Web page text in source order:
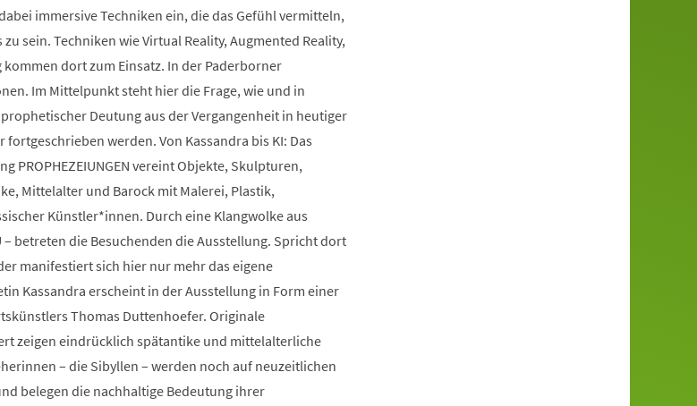
immersive Techniken ein, die das Gefühl vermitteln,
sein. Techniken wie Virtual Reality, Augmented Reality,
dort zum Einsatz. In der Paderborner
Im Mittelpunkt steht hier die Frage, wie und in
Deutung aus der Vergangenheit in heutiger
werden. Von Kassandra bis KI: Das
PROPHEZEIUNGEN vereint Objekte, Skulpturen,
Mittelalter und Barock mit Malerei, Plastik,
Künstler*innen. Durch eine Klangwolke aus
betreten die Besuchenden die Ausstellung. Spricht dort
manifestiert sich hier nur mehr das eigene
Kassandra erscheint in der Ausstellung in Form einer
Thomas Duttenhoefer. Originale
zeigen eindrücklich spätantike und mittelalterliche
– die Sibyllen – werden noch auf neuzeitlichen
belegen die nachhaltige Bedeutung ihrer